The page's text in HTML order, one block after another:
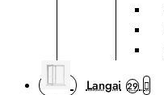
Langai 29